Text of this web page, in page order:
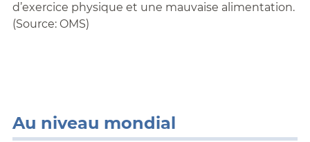
d’exercice physique et une mauvaise alimentation.
(Source: OMS)
Au niveau mondial